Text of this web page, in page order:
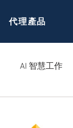
代理產品
AI 智慧工作